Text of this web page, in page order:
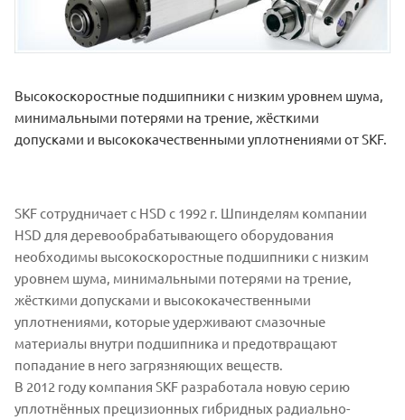
Высокоскоростные подшипники с низким уровнем шума,
минимальными потерями на трение, жёсткими
допусками и высококачественными уплотнениями от SKF.
SKF сотрудничает с HSD с 1992 г. Шпинделям компании
HSD для деревообрабатывающего оборудования
необходимы высокоскоростные подшипники с низким
уровнем шума, минимальными потерями на трение,
жёсткими допусками и высококачественными
уплотнениями, которые удерживают смазочные
материалы внутри подшипника и предотвращают
попадание в него загрязняющих веществ.
В 2012 году компания SKF разработала новую серию
уплотнённых прецизионных гибридных радиально-